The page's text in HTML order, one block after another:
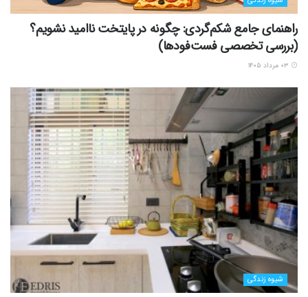
راهنمای جامع شکم‌گردی: چگونه در پایتخت ناامید نشویم؟
(بررسی تخصصی فست‌فودها)
شیوه زندگی